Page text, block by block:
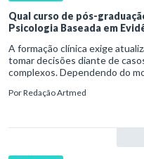
Qual curso de pós-
Psicologia Baseada em
A formação clínica exige
tomar decisões diante de
complexos. Dependendo do
aprofundamento em ou a
PorRedação Artmed